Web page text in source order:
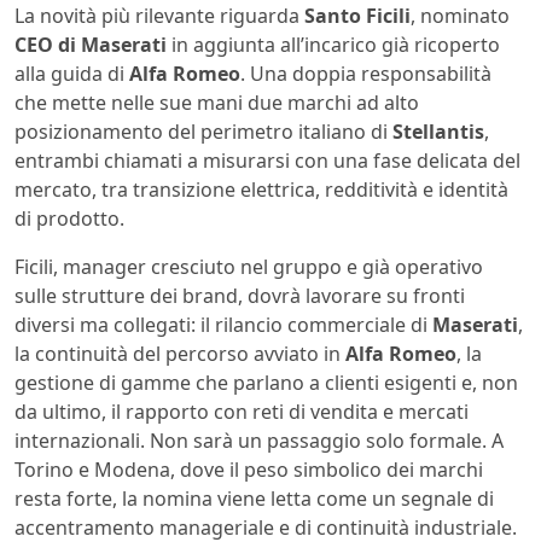
La novità più rilevante riguarda Santo Ficili, nominato
CEO di Maserati in aggiunta all’incarico già ricoperto
alla guida di Alfa Romeo. Una doppia responsabilità
che mette nelle sue mani due marchi ad alto
posizionamento del perimetro italiano di Stellantis,
entrambi chiamati a misurarsi con una fase delicata del
mercato, tra transizione elettrica, redditività e identità
di prodotto.
Ficili, manager cresciuto nel gruppo e già operativo
sulle strutture dei brand, dovrà lavorare su fronti
diversi ma collegati: il rilancio commerciale di Maserati,
la continuità del percorso avviato in Alfa Romeo, la
gestione di gamme che parlano a clienti esigenti e, non
da ultimo, il rapporto con reti di vendita e mercati
internazionali. Non sarà un passaggio solo formale. A
Torino e Modena, dove il peso simbolico dei marchi
resta forte, la nomina viene letta come un segnale di
accentramento manageriale e di continuità industriale.